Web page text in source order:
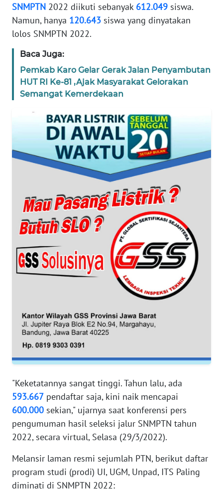
SNMPTN 2022 diikuti sebanyak 612.049 siswa.
Namun, hanya 120.643 siswa yang dinyatakan
lolos SNMPTN 2022.
Baca Juga:
Pemkab Karo Gelar Gerak Jalan Penyambutan
HUT RI Ke-81 ,Ajak Masyarakat Gelorakan
Semangat Kemerdekaan
"Keketatannya sangat tinggi. Tahun lalu, ada
593.667 pendaftar saja, kini naik mencapai
600.000 sekian," ujarnya saat konferensi pers
pengumuman hasil seleksi jalur SNMPTN tahun
2022, secara virtual, Selasa (29/3/2022).
Melansir laman resmi sejumlah PTN, berikut daftar
program studi (prodi) UI, UGM, Unpad, ITS Paling
diminati di SNMPTN 2022:
PEDOMAN
MEDIA
SIBER
REDAKSI
KARIR
DISCLAIMER
News
Regional
WN
JAKARTA
WN
JABAR
WN
NTT
WN
PAPUA
WN
BARAT
WN